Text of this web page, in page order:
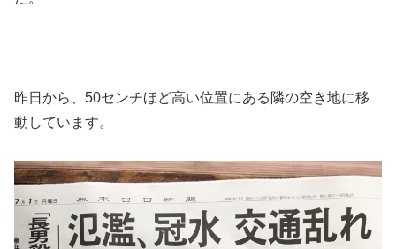
昨日から、50センチほど高い位置にある隣の空き地に移
動しています。